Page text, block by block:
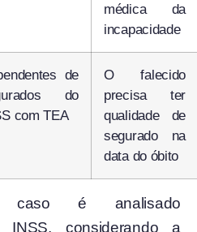
médica da
incapacidade
de
do
com TEA
O falecido
precisa ter
qualidade de
segurado na
data do óbito
caso é analisado
INSS, considerando a